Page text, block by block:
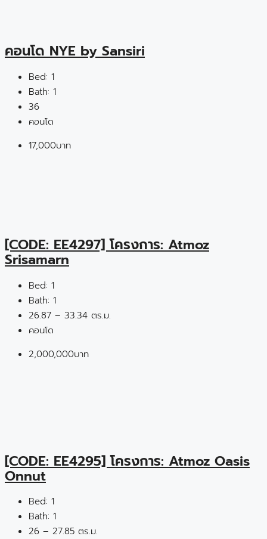
คอนโด NYE by Sansiri
Bed: 1
Bath: 1
36
คอนโด
17,000บาท
[CODE: EE4297] โครงการ: Atmoz
Srisamarn
Bed: 1
Bath: 1
26.87 – 33.34 ตร.ม.
คอนโด
2,000,000บาท
[CODE: EE4295] โครงการ: Atmoz Oasis
Onnut
Bed: 1
Bath: 1
26 – 27.85 ตร.ม.